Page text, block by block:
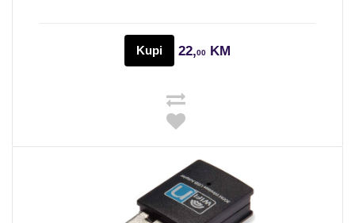
Kupi 22,00 KM